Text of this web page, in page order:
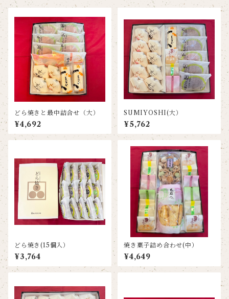
どら焼きと最中詰合せ（大）
¥4,692
SUMIYOSHI(大）
¥5,762
どら焼き(15個入）
¥3,764
焼き菓子詰め合わせ(中）
¥4,649